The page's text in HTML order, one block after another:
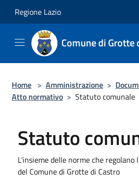
Regione Lazio
Comune di Grotte
Home > Amministrazione >
Atto normativo > Statuto comunale
Statuto
L'insieme delle norme che
del Comune di Grotte di Castro